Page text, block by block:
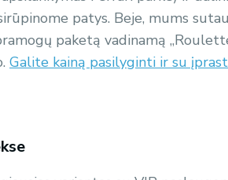
patys. Beje, mums
paketą vadinamą
Galite kainą pasilyginti ir su